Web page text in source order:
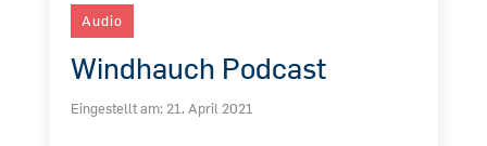
Audio
Windhauch Podcast
Eingestellt am: 21. April 2021